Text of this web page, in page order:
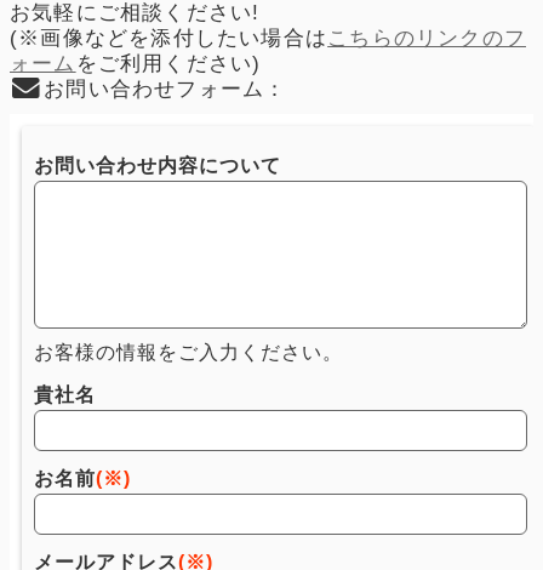
お気軽にご相談ください!
(※画像などを添付したい場合は こちらのリンクのフ
ォーム をご利用ください)
お問い合わせフォーム：